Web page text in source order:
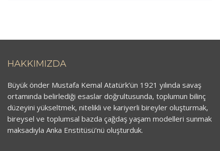
HAKKIMIZDA
Büyük önder Mustafa Kemal Atatürk’ün 1921 yılında savaş
ortamında belirlediği esaslar doğrultusunda, toplumun bilinç
düzeyini yükseltmek, nitelikli ve kariyerli bireyler oluşturmak,
bireysel ve toplumsal bazda çağdaş yaşam modelleri sunmak
maksadıyla Anka Enstitüsü’nü oluşturduk.